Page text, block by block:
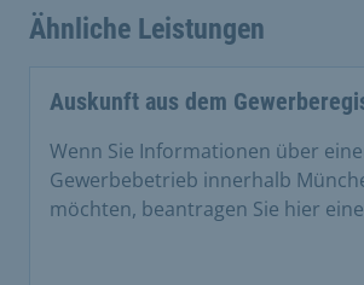
Ähnliche Leistungen
Auskunft aus dem
Wenn Sie Informationen über
Gewerbebetrieb innerhalb
möchten, beantragen Sie hier